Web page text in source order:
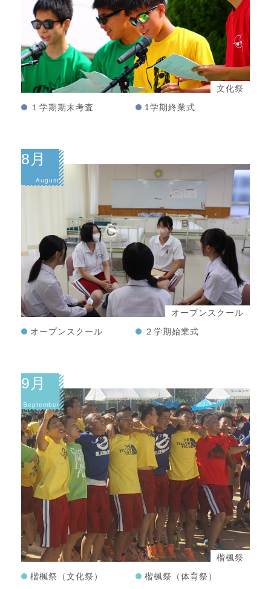
文化祭
１学期期末考査
1学期終業式
8月
August
オープンスクール
オープンスクール
２学期始業式
9月
September
楷楓祭
楷楓祭（文化祭）
楷楓祭（体育祭）